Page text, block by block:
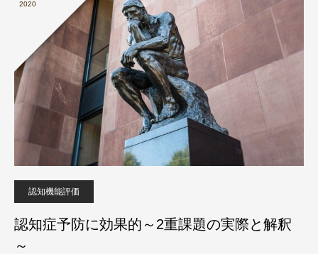
2020
認知機能評価
認知症予防に効果的～2重課題の実際と解釈
～